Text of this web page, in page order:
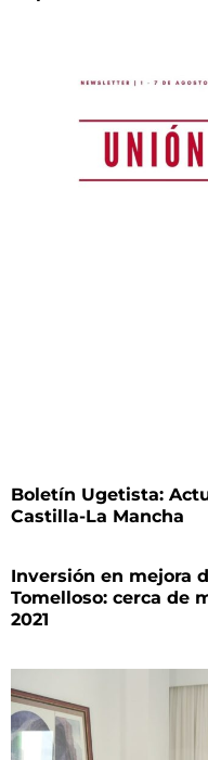
Boletín Ugetista:
Castilla-La Mancha
Inversión en mejora
Tomelloso: cerca de
2021